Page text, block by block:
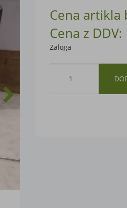
Cena artikla
Cena z DDV:
Zaloga